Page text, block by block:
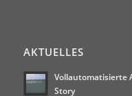
AKTUELLES
Vollautomatisierte
Story